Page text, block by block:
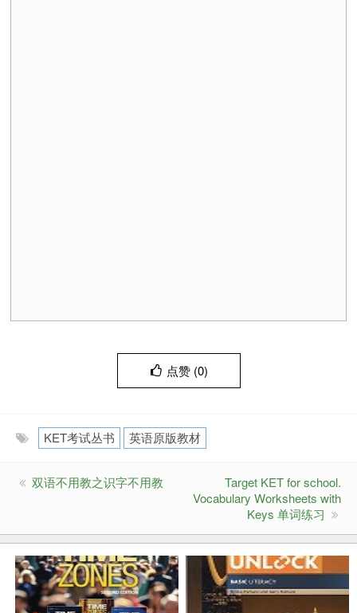
点赞 (0)
KET考试丛书 英语原版教材
双语不用教之识字不用教
Target KET for school.
Vocabulary Worksheets with
Keys 单词练习